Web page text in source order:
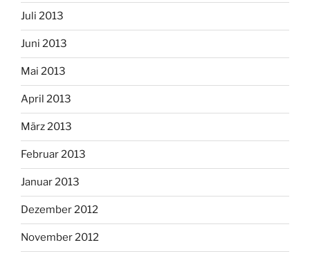
Juli 2013
Juni 2013
Mai 2013
April 2013
März 2013
Februar 2013
Januar 2013
Dezember 2012
November 2012